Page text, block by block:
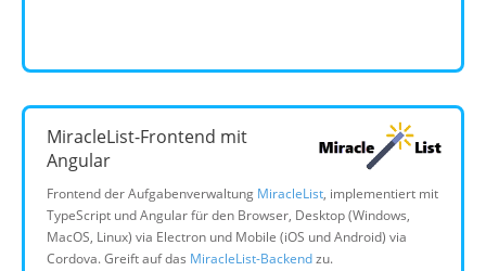
MiracleList-Frontend mit
Angular
Frontend der Aufgabenverwaltung MiracleList, implementiert mit
TypeScript und Angular für den Browser, Desktop (Windows,
MacOS, Linux) via Electron und Mobile (iOS und Android) via
Cordova. Greift auf das MiracleList-Backendzu.